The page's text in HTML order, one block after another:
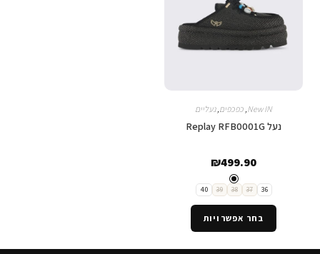
New IN כפכפים ,נעליים
נעל Replay RFB0001G
₪499.90
36
37
38
39
40
בחר אפשרויות